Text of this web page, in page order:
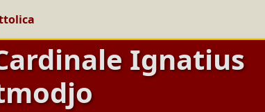
Ignatius